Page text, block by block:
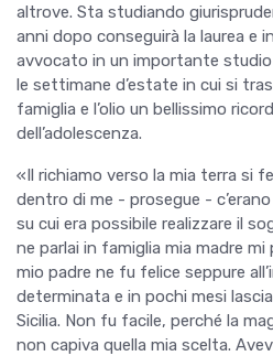
altrove. Sta studiando
anni dopo conseguirà la laurea e
avvocato in un importante studio
le settimane d’estate in cui si
famiglia e l’olio un bellissimo
dell’adolescenza.
«Il richiamo verso la mia terra si
dentro di me - prosegue -
su cui era possibile realizzare il
ne parlai in famiglia mia madre
mio padre ne fu felice seppure
determinata e in pochi mesi
Sicilia. Non fu facile, perché la
non capiva quella mia scelta.